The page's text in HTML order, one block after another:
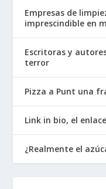
Empresas de
imprescindible en
Escritoras y
terror
Pizza a Punt una
Link in bio, el
¿Realmente el